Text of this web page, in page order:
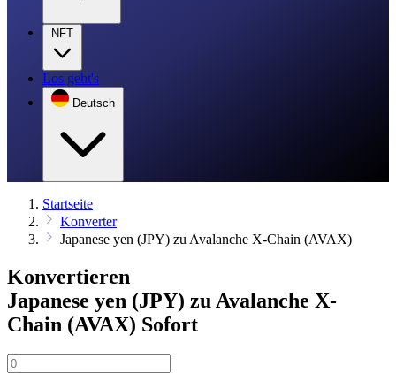
NFT
Los geht's
Deutsch
Startseite
Konverter
Japanese yen (JPY) zu Avalanche X-Chain (AVAX)
Konvertieren
Japanese yen (JPY) zu Avalanche X-
Chain (AVAX) Sofort